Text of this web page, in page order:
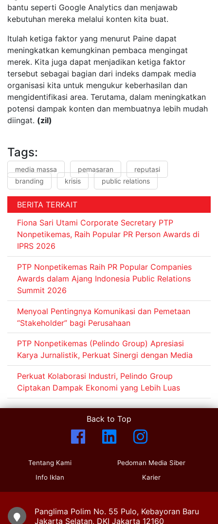
bantu seperti Google Analytics dan menjawab
kebutuhan mereka melalui konten kita buat.
Itulah ketiga faktor yang menurut Paine dapat
meningkatkan kemungkinan pembaca mengingat
merek. Kita juga dapat menjadikan ketiga faktor
tersebut sebagai bagian dari indeks dampak media
organisasi kita untuk mengukur keberhasilan dan
mengidentifikasi area. Terutama, dalam meningkatkan
potensi dampak konten dan membuatnya lebih mudah
diingat. (zil)
Tags:
media massa pemasaran
reputasi
branding
krisis public relations
BERITA TERKAIT
Fiona Sari Utami Corporate Secretary PTP
Nonpetikemas, Raih Popular PR Person Awards di
IPRS 2026
PTP Nonpetikemas Raih PR Popular Companies
Awards dalam Ajang Indonesia Public Relations
Summit 2026
Menyoal Pentingnya Komunikasi dan Pemetaan
“Stakeholder” bagi Perusahaan
PTP Nonpetikemas (Pelindo Group) Apresiasi
Karya Jurnalistik, Perkuat Sinergi dengan Media
Perkuat Kolaborasi Industri, Pelindo Group
Ciptakan Dampak Ekonomi yang Lebih Luas
Back to Top
Tentang Kami
Info Iklan
Pedoman Media Siber
Karier
Panglima Polim No. 55 Pulo, Kebayoran Baru
Jakarta Selatan, DKI Jakarta 12160